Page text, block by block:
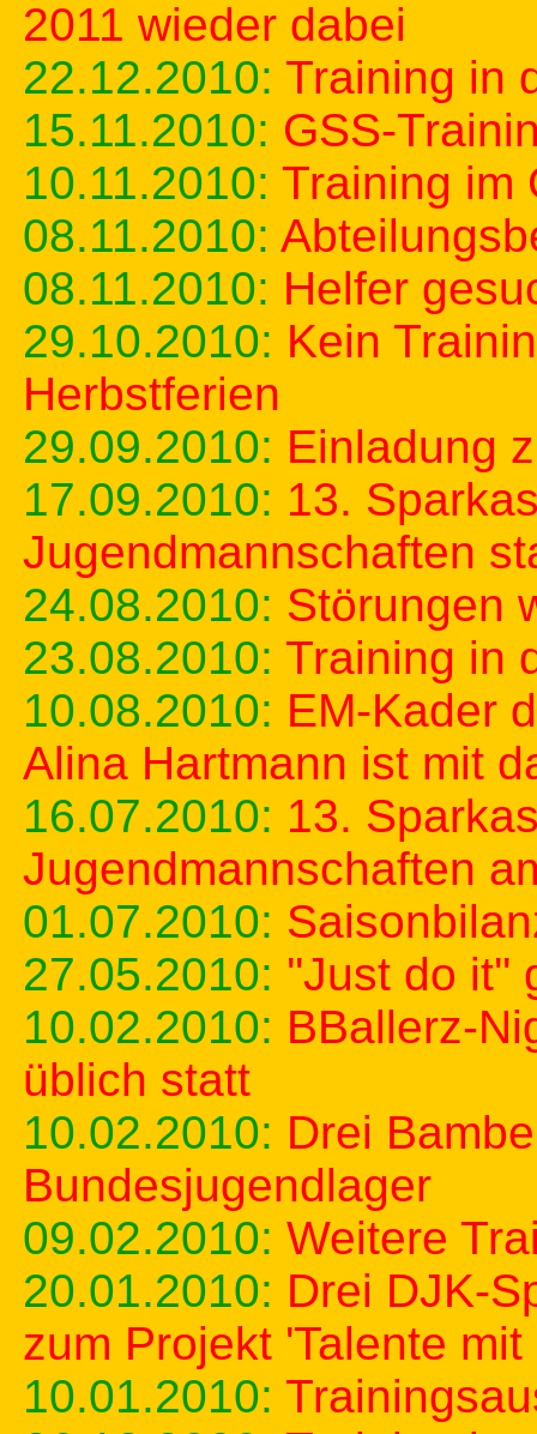
2011 wieder dabei
22.12.2010: Training in
15.11.2010: GSS-
10.11.2010: Training im
08.11.2010:
08.11.2010: Helfer
29.10.2010: Kein
Herbstferien
29.09.2010: Einladung
17.09.2010: 13.
Jugendmannschaften
24.08.2010: Störungen
23.08.2010: Training in
10.08.2010: EM-Kader
Alina Hartmann ist mit
16.07.2010: 13.
Jugendmannschaften
01.07.2010:
27.05.2010: ''Just do it''
10.02.2010: BBallerz-
üblich statt
10.02.2010: Drei
Bundesjugendlager
09.02.2010: Weitere
20.01.2010: Drei DJK-
zum Projekt 'Talente
10.01.2010: